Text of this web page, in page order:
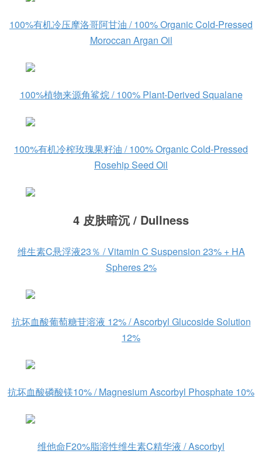
100%有机冷压摩洛哥阿甘油 / 100% Organic Cold-Pressed
Moroccan Argan Oil
100%植物来源角鲨烷 / 100% Plant-Derived Squalane
100%有机冷榨玫瑰果籽油 / 100% Organic Cold-Pressed
Rosehip Seed Oil
4 皮肤暗沉 / Dullness
维生素C悬浮液23％ / Vitamin C Suspension 23% + HA
Spheres 2%
抗坏血酸葡萄糖苷溶液 12% / Ascorbyl Glucoside Solution
12%
抗坏血酸磷酸镁10% / Magnesium Ascorbyl Phosphate 10%
维他命F20%脂溶性维生素C精华液 / Ascorbyl